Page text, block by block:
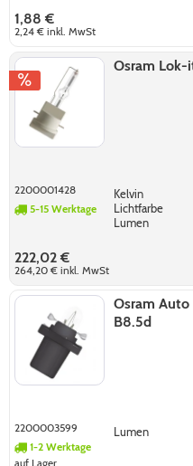
1,88 €
2,24 €inkl. MwSt
Osram
2200001428
5-15 Werktage
Kelvin
Lichtfarbe
Lumen
222,02 €
264,20 €inkl. MwSt
Osram Auto
B8.5d
2200003599
1-2 Werktage
auf Lager
Lumen